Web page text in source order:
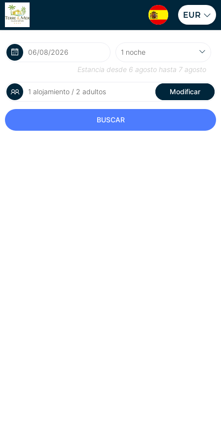
EUR
Estancia desde 6 agosto hasta 7 agosto
1 alojamiento / 2 adultos Modificar